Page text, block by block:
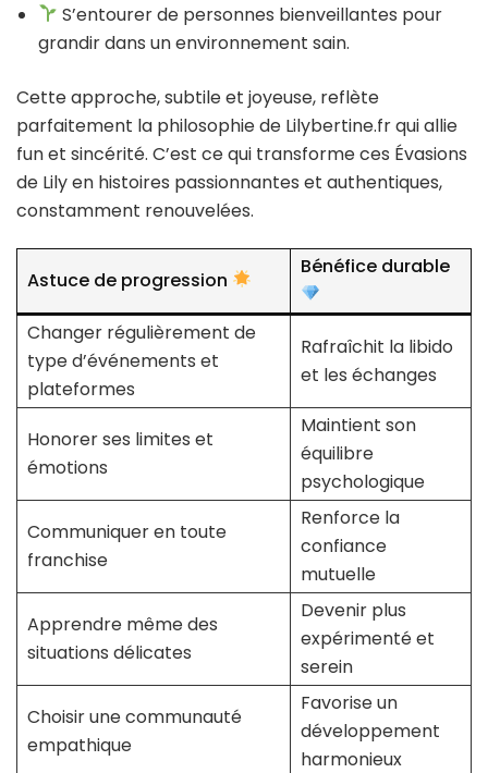
S’entourer de personnes bienveillantes pour
grandir dans un environnement sain.
Cette approche, subtile et joyeuse, reflète
parfaitement la philosophie de Lilybertine.fr qui allie
fun et sincérité. C’est ce qui transforme ces Évasions
de Lily en histoires passionnantes et authentiques,
constamment renouvelées.
Astuce de progression
Bénéfice durable
Changer régulièrement de
type d’événements et
plateformes
Rafraîchit la libido
et les échanges
Honorer ses limites et
émotions
Maintient son
équilibre
psychologique
Communiquer en toute
franchise
Renforce la
confiance
mutuelle
Apprendre même des
situations délicates
Devenir plus
expérimenté et
serein
Choisir une communauté
empathique
Favorise un
développement
harmonieux